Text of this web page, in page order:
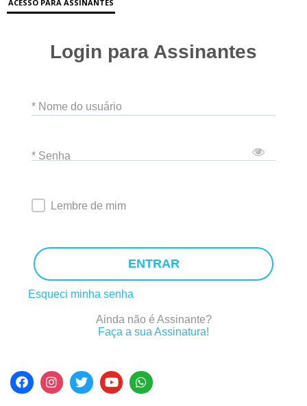
ACESSO PARA ASSINANTES
Login para Assinantes
* Nome do usuário
* Senha
Lembre de mim
ENTRAR
Esqueci minha senha
Ainda não é Assinante?
Faça a sua Assinatura!